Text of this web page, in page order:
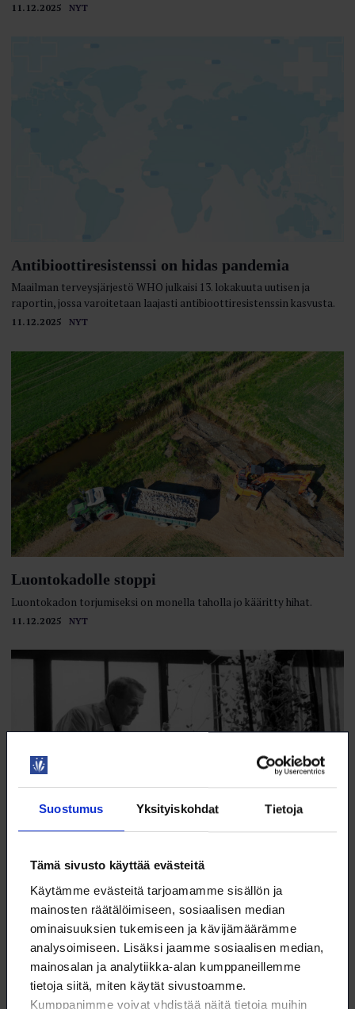
Suostumus Yksityiskohdat Tietoja
Tämä sivusto käyttää evästeitä
Käytämme evästeitä tarjoamamme sisällön ja
mainosten räätälöimiseen, sosiaalisen median
ominaisuuksien tukemiseen ja kävijämäärämme
analysoimiseen. Lisäksi jaamme sosiaalisen median,
mainosalan ja analytiikka-alan kumppaneillemme
tietoja siitä, miten käytät sivustoamme.
Kumppanimme voivat yhdistää näitä tietoja muihin
11.12.2025 NYT
11.12.2025 NYT
Antibioottiresistenssi on hidas pandemia
Maailman terveysjärjestö WHO julkaisi 13. lokakuuta uutisen ja
raportin, jossa varoitetaan laajasti antibioottiresistenssin kasvusta.
11.12.2025 NYT
Luontokadolle stoppi
Luontokadon torjumiseksi on monella taholla jo kääritty hihat.
11.12.2025 NYT
Tieteen soveltaja
Artturi Ilmari Virtanen (1895–1973) eli AIV oli yksi harvoista
suomalaisista Nobel-palkituista tiedemiehistä ja merkittävä
meijeriteollisuuden kehittäjä ja edistäjä.